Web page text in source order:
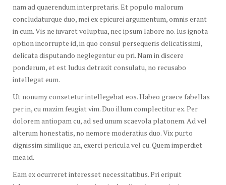
nam ad quaerendum interpretaris. Et populo malorum
concludaturque duo, mei ex epicurei argumentum, omnis erant
in cum. Vis ne iuvaret voluptua, nec ipsum labore no. Ius ignota
option incorrupte id, in quo consul persequeris delicatissimi,
delicata disputando neglegentur eu pri. Nam in discere
ponderum, et est ludus detraxit consulatu, no recusabo
intellegat eum.
Ut nonumy consetetur intellegebat eos. Habeo graece fabellas
per in, cu mazim feugiat vim. Duo illum complectitur ex. Per
dolorem antiopam cu, ad sed unum scaevola platonem. Ad vel
alterum honestatis, no nemore moderatius duo. Vix purto
dignissim similique an, exerci pericula vel cu. Quem imperdiet
mea id.
Eam ex ocurreret interesset necessitatibus. Pri eripuit